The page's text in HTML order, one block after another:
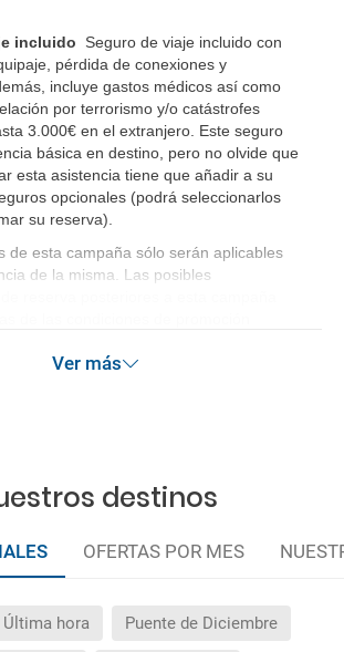
incluido
Seguro de viaje incluido con
pérdida de conexiones y
incluye gastos médicos así como
por terrorismo y/o catástrofes
3.000€ en el extranjero. Este seguro
básica en destino, pero no olvide que
esta asistencia tiene que añadir a su
opcionales (podrá seleccionarlos
su reserva)
de esta campaña sólo serán aplicables
de la misma. Las posibles
Ver más
destinos
OFERTAS POR MES
Última hora Puente de Diciembre